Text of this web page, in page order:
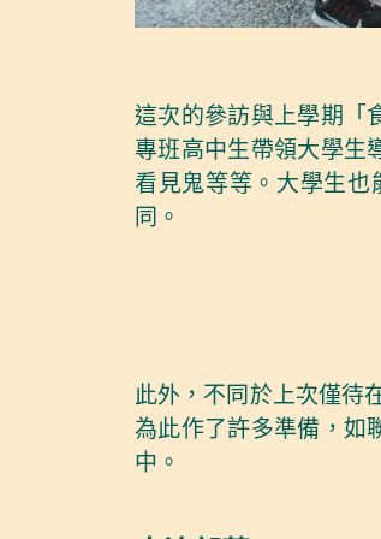
這次的參訪與上學期「
專班高中生帶領大學生
看見鬼等等。大學生也
同。
此外，不同於上次僅待
為此作了許多準備，如
中。